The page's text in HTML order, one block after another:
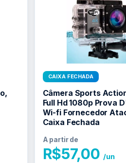
CAIXA FECHADA
Câmera Sports
Full Hd 1080p Prova
Wi-fi Fornecedor
Caixa Fechada
A partir de
R$57,00 /un